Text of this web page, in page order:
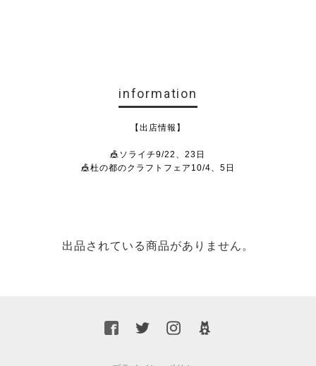
information
【出店情報】
🎪ソライチ9/22、23日
🎪杜の都のクラフトフェア10/4、5日
出品されている商品がありません。